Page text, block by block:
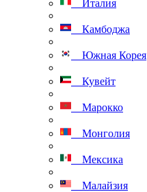
Италия
Камбоджа
Южная Корея
Кувейт
Марокко
Монголия
Мексика
Малайзия